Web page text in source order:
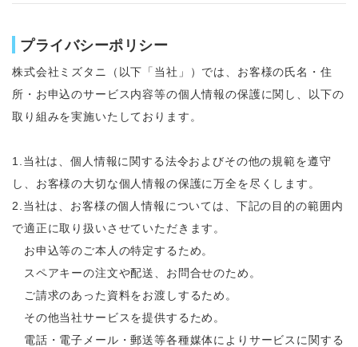
プライバシーポリシー
株式会社ミズタニ（以下「当社」）では、お客様の氏名・住
所・お申込のサービス内容等の個人情報の保護に関し、以下の
取り組みを実施いたしております。
1.当社は、個人情報に関する法令およびその他の規範を遵守
し、お客様の大切な個人情報の保護に万全を尽くします。
2.当社は、お客様の個人情報については、下記の目的の範囲内
で適正に取り扱いさせていただきます。
お申込等のご本人の特定するため。
スペアキーの注文や配送、お問合せのため。
ご請求のあった資料をお渡しするため。
その他当社サービスを提供するため。
電話・電子メール・郵送等各種媒体によりサービスに関する